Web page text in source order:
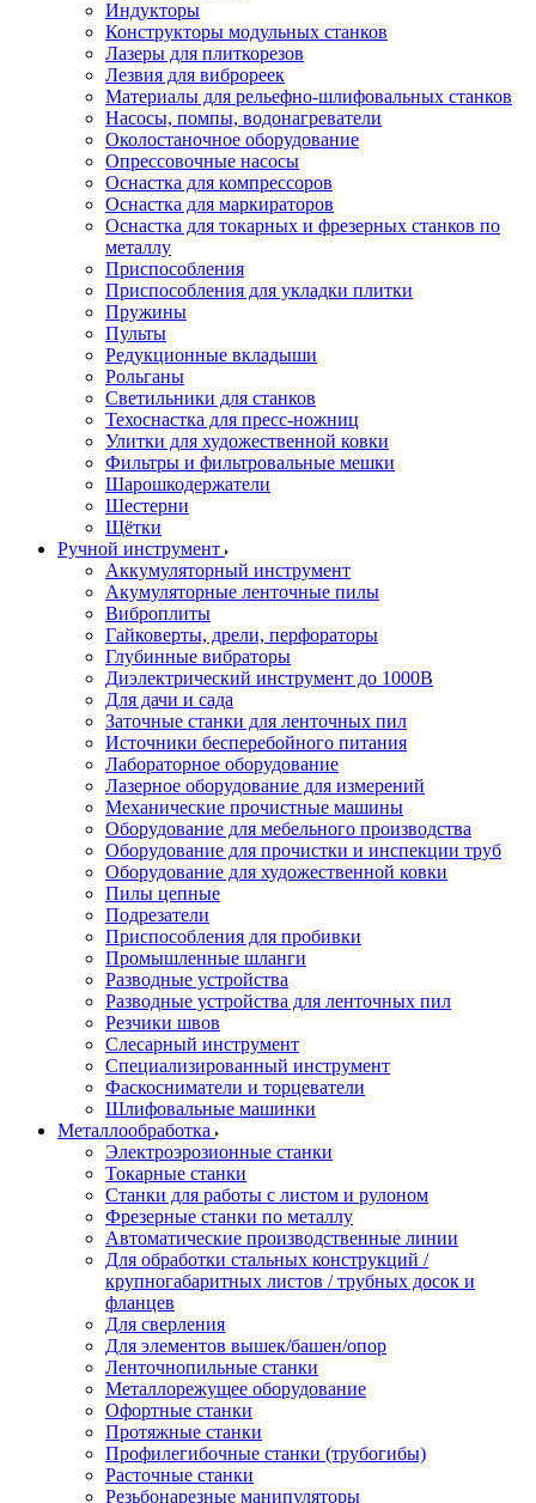
Индукторы
Конструкторы модульных станков
Лазеры для плиткорезов
Лезвия для виброреек
Материалы для рельефно-шлифовальных станков
Насосы, помпы, водонагреватели
Околостаночное оборудование
Опрессовочные насосы
Оснастка для компрессоров
Оснастка для маркираторов
Оснастка для токарных и фрезерных станков по
металлу
Приспособления
Приспособления для укладки плитки
Пружины
Пульты
Редукционные вкладыши
Рольганы
Светильники для станков
Техоснастка для пресс-ножниц
Улитки для художественной ковки
Фильтры и фильтровальные мешки
Шарошкодержатели
Шестерни
Щётки
Ручной инструмент
Аккумуляторный инструмент
Акумуляторные ленточные пилы
Виброплиты
Гайковерты, дрели, перфораторы
Глубинные вибраторы
Диэлектрический инструмент до 1000В
Для дачи и сада
Заточные станки для ленточных пил
Источники бесперебойного питания
Лабораторное оборудование
Лазерное оборудование для измерений
Механические прочистные машины
Оборудование для мебельного производства
Оборудование для прочистки и инспекции труб
Оборудование для художественной ковки
Пилы цепные
Подрезатели
Приспособления для пробивки
Промышленные шланги
Разводные устройства
Разводные устройства для ленточных пил
Резчики швов
Слесарный инструмент
Специализированный инструмент
Фаскосниматели и торцеватели
Шлифовальные машинки
Металлообработка
Электроэрозионные станки
Токарные станки
Станки для работы с листом и рулоном
Фрезерные станки по металлу
Автоматические производственные линии
Для обработки стальных конструкций /
крупногабаритных листов / трубных досок и
фланцев
Для сверления
Для элементов вышек/башен/опор
Ленточнопильные станки
Металлорежущее оборудование
Офортные станки
Протяжные станки
Профилегибочные станки (трубогибы)
Расточные станки
Резьбонарезные манипуляторы